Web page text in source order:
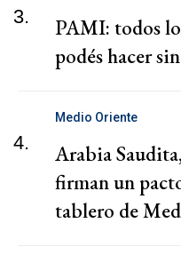
3.
PAMI: todos
podés hacer
4.
Medio Oriente
Arabia
firman un
tablero de